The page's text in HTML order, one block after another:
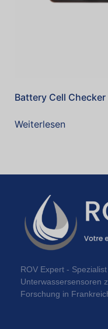
Battery Cell Checker
Weiterlesen
ROV Expert -
Unterwassersensoren
Forschung in